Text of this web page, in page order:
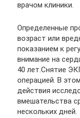
врачом клиники.
Определенные
возраст или
показанием к
внимание на
40 лет.Снятие
операцией. В
действия
вмешательства
нескольких дней.